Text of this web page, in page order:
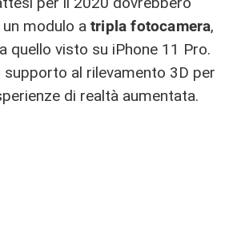
modulo a tripla fotocamera,
quello visto su iPhone 11 Pro.
supporto al rilevamento 3D per
di realtà aumentata.